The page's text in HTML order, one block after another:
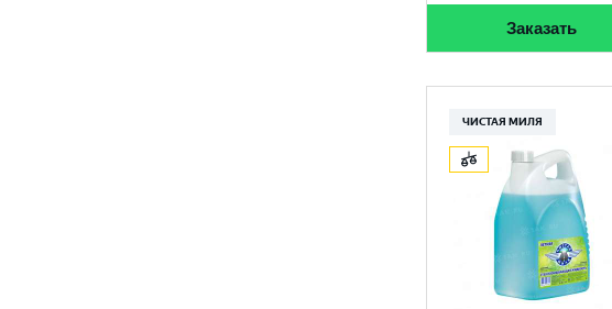
Заказать
ЧИСТАЯ МИЛЯ